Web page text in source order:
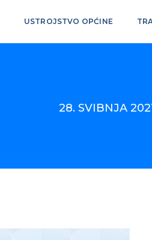
USTROJSTVO OPĆINE
28. SVIBNJA